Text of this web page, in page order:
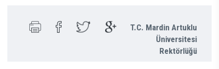
T.C. Mardin Artuklu
Üniversitesi
Rektörlüğü